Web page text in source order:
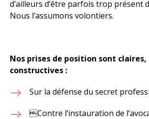
d’ailleurs d’être parfois trop présent
Nous l’assumons volontiers.
Nos prises de position sont
constructives :
Sur la défense du secret
Contre l’instauration de